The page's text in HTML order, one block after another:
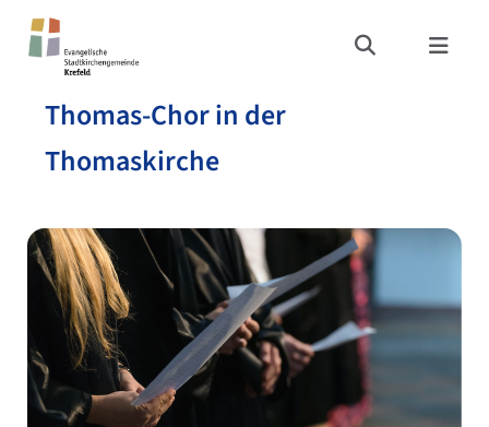
Thomas-Chor in der
Thomaskirche